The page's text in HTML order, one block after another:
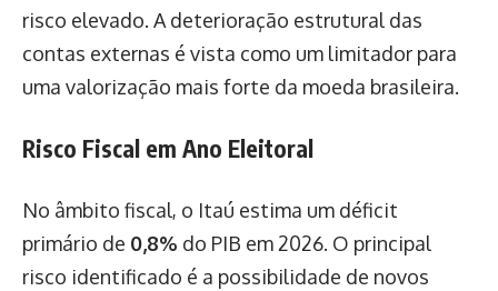
risco elevado. A deterioração estrutural das
contas externas é vista como um limitador para
uma valorização mais forte da moeda brasileira.
Risco Fiscal em Ano Eleitoral
No âmbito fiscal, o Itaú estima um déficit
primário de 0,8% do PIB em 2026. O principal
risco identificado é a possibilidade de novos